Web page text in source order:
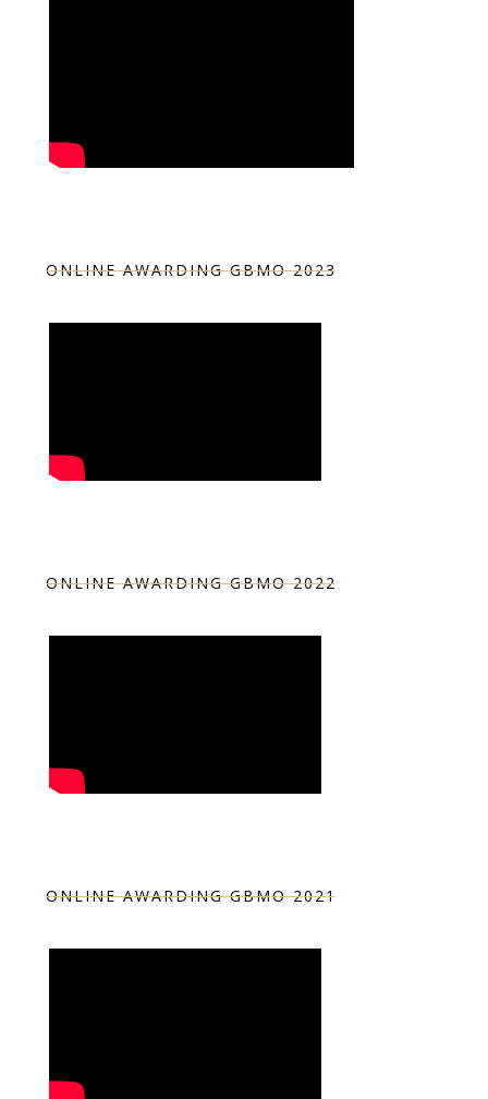
ONLINE AWARDING GBMO 2023
ONLINE AWARDING GBMO 2022
ONLINE AWARDING GBMO 2021